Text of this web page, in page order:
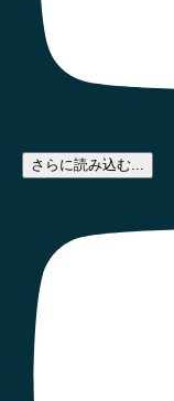
さらに読み込む...